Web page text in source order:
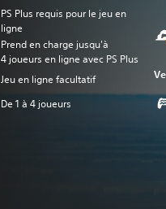
PS Plus requis pour le jeu en
ligne
Prend en charge jusqu'à
4 joueurs en ligne avec PS Plus
Jeu en ligne facultatif
De 1 à 4 joueurs